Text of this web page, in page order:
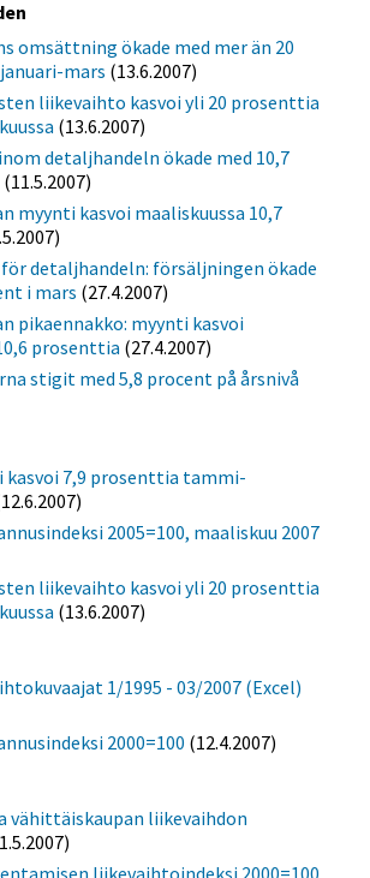
omsättning ökade med mer än 20
mars (13.6.2007)
liikevaihto kasvoi yli 20 prosenttia
(13.6.2007)
detaljhandeln ökade med 10,7
(11.5.2007)
myynti kasvoi maaliskuussa 10,7
detaljhandeln: försäljningen ökade
i mars (27.4.2007)
pikaennakko: myynti kasvoi
prosenttia (27.4.2007)
stigit med 5,8 procent på årsnivå
kasvoi 7,9 prosenttia tammi-
2005=100, maaliskuu 2007
liikevaihto kasvoi yli 20 prosenttia
(13.6.2007)
1/1995 - 03/2007 (Excel)
2000=100 (12.4.2007)
vähittäiskaupan liikevaihdon